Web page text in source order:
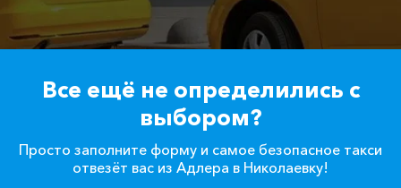
Все ещё не определились с
выбором?
Просто заполните форму и самое безопасное такси
отвезёт вас из Адлера в Николаевку!